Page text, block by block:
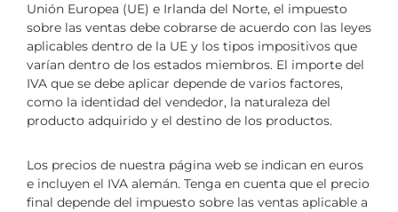
Unión Europea (UE) e Irlanda del Norte, el impuesto
sobre las ventas debe cobrarse de acuerdo con las leyes
aplicables dentro de la UE y los tipos impositivos que
varían dentro de los estados miembros. El importe del
IVA que se debe aplicar depende de varios factores,
como la identidad del vendedor, la naturaleza del
producto adquirido y el destino de los productos.
Los precios de nuestra página web se indican en euros
e incluyen el IVA alemán. Tenga en cuenta que el precio
final depende del impuesto sobre las ventas aplicable a